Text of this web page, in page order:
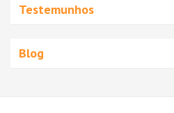
Testemunhos
Blog